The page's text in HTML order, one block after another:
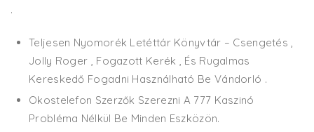
.
Teljesen Nyomorék Letéttár Könyvtár – Csengetés ,
Jolly Roger , Fogazott Kerék , És Rugalmas
Kereskedő Fogadni Használható Be Vándorló .
Okostelefon Szerzők Szerezni A 777 Kaszinó
Probléma Nélkül Be Minden Eszközön.